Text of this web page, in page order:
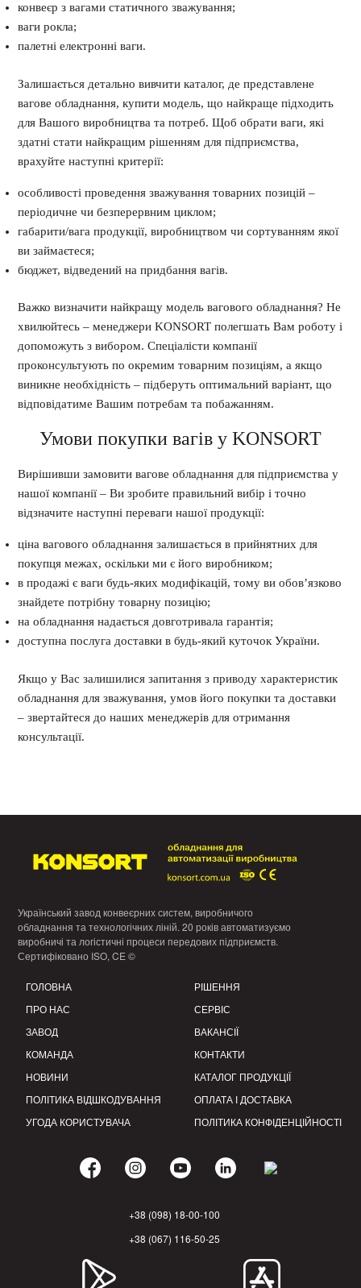
конвеєр з вагами статичного зважування;
ваги рокла;
палетні електронні ваги.
Залишається детально вивчити каталог, де представлене
вагове обладнання, купити модель, що найкраще підходить
для Вашого виробництва та потреб. Щоб обрати ваги, які
здатні стати найкращим рішенням для підприємства,
врахуйте наступні критерії:
особливості проведення зважування товарних позицій –
періодичне чи безперервним циклом;
габарити/вага продукції, виробництвом чи сортуванням якої
ви займаєтеся;
бюджет, відведений на придбання вагів.
Важко визначити найкращу модель вагового обладнання? Не
хвилюйтесь – менеджери KONSORT полегшать Вам роботу і
допоможуть з вибором. Спеціалісти компанії
проконсультують по окремим товарним позиціям, а якщо
виникне необхідність – підберуть оптимальний варіант, що
відповідатиме Вашим потребам та побажанням.
Умови покупки вагів у KONSORT
Вирішивши замовити вагове обладнання для підприємства у
нашої компанії – Ви зробите правильний вибір і точно
відзначите наступні переваги нашої продукції:
ціна вагового обладнання залишається в прийнятних для
покупця межах, оскільки ми є його виробником;
в продажі є ваги будь-яких модифікацій, тому ви обов’язково
знайдете потрібну товарну позицію;
на обладнання надається довготривала гарантія;
доступна послуга доставки в будь-який куточок України.
Якщо у Вас залишилися запитання з приводу характеристик
обладнання для зважування, умов його покупки та доставки
– звертайтеся до наших менеджерів для отримання
консультації.
Український завод конвеєрних систем, виробничого
обладнання та технологічних ліній. 20 років автоматизуємо
виробничі та логістичні процеси передових підприємств.
Сертифіковано ISO, CE ©
ГОЛОВНА
ПРО НАС
ЗАВОД
КОМАНДА
НОВИНИ
ПОЛІТИКА ВІДШКОДУВАННЯ
УГОДА КОРИСТУВАЧА
РІШЕННЯ
СЕРВІС
ВАКАНСІЇ
КОНТАКТИ
КАТАЛОГ ПРОДУКЦІЇ
ОПЛАТА І ДОСТАВКА
ПОЛІТИКА КОНФІДЕНЦІЙНОСТІ
+38 (098) 18-00-100
+38 (067) 116-50-25